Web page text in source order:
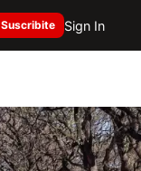
Suscribite Sign In